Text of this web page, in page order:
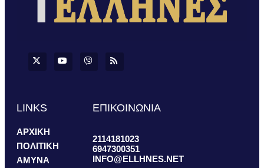
LINKS
ΑΡΧΙΚΗ
ΠΟΛΙΤΙΚΗ
ΑΜΥΝΑ
ΕΠΙΚΟΙΝΩΝΙΑ
2114181023
6947300351
INFO@ELLHNES.NET